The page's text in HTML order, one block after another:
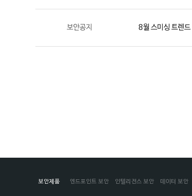
보안공지 8월 스미싱 트렌드
보안제품 엔드포인트 보안 인텔리전스 보안 데이터 보안